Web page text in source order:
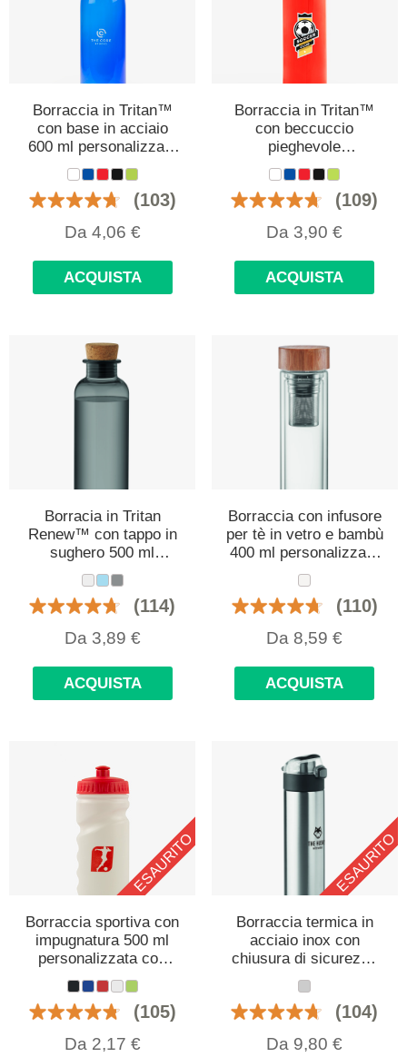
Borraccia in Tritan™️
con base in acciaio
600 ml personalizzata
con logo
(103)
Da 4,06 €
ACQUISTA
Borraccia in Tritan™️
con beccuccio
pieghevole
personalizzata 650 ml
con logo
(109)
Da 3,90 €
ACQUISTA
Borracia in Tritan
Renew™ con tappo in
sughero 500 ml
personalizzata con
logo
(114)
Da 3,89 €
ACQUISTA
Borraccia con infusore
per tè in vetro e bambù
400 ml personalizzata
con logo
(110)
Da 8,59 €
ACQUISTA
ESAURITO
Borraccia sportiva con
impugnatura 500 ml
personalizzata con
logo
(105)
Da 2,17 €
ESAURITO
Borraccia termica in
acciaio inox con
chiusura di sicurezza
400 ml personalizzata
con logo
(104)
Da 9,80 €